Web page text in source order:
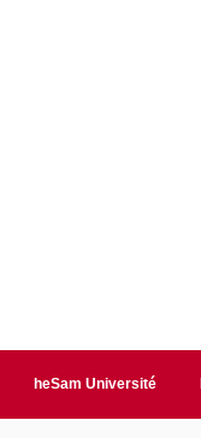
heSam Université